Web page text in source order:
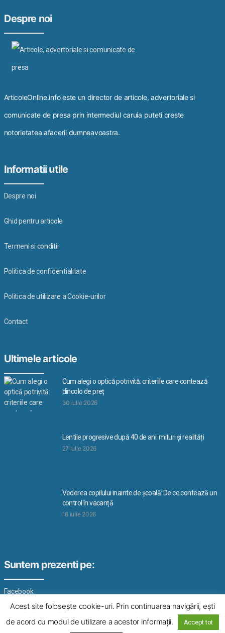
Despre noi
ArticoleOnline.info este un director de articole, advertoriale si
comunicate de presa prin intermediul caruia puteti creste
notorietatea afacerii dumneavoastra.
Informatii utile
Despre noi
Ghid pentru articole
Termeni si conditii
Politica de confidentialitate
Politica de utilizare a Cookie-urilor
Contact
Ultimele articole
Cum alegi o optică potrivită: criteriile care contează
dincolo de preț
30 iulie 2026
Lentile progresive după 40 de ani: mituri și realități
27 iulie 2026
Vederea copilului inainte de școală: De ce contează un
control în vacanță
16 iulie 2026
Suntem prezenti pe:
Facebook
Acest site foloseşte cookie-uri. Prin continuarea navigării, eşti
de acord cu modul de utilizare a acestor informaţii.
Accept tot